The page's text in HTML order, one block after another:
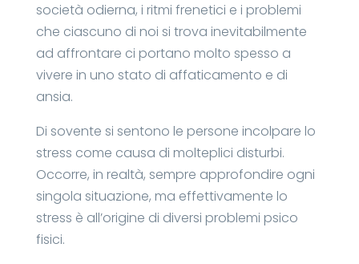
società odierna, i ritmi frenetici e i problemi
che ciascuno di noi si trova inevitabilmente
ad affrontare ci portano molto spesso a
vivere in uno stato di affaticamento e di
ansia.
Di sovente si sentono le persone incolpare lo
stress come causa di molteplici disturbi.
Occorre, in realtà, sempre approfondire ogni
singola situazione, ma effettivamente lo
stress è all’origine di diversi problemi psico
fisici.